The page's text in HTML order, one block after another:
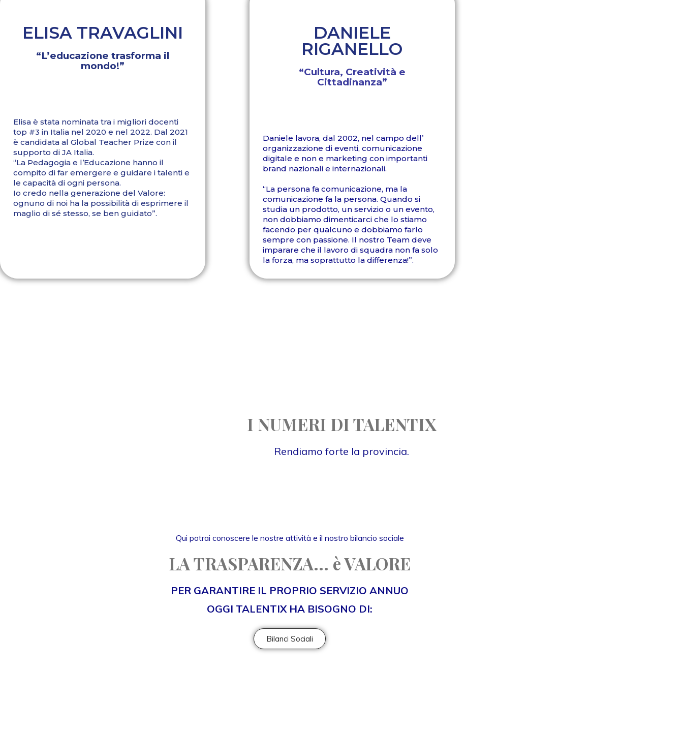
ELISA TRAVAGLINI
“L’educazione trasforma il
mondo!”
Elisa è stata nominata tra i migliori docenti
top #3 in Italia nel 2020 e nel 2022. Dal 2021
è candidata al Global Teacher Prize con il
supporto di JA Italia.
“La Pedagogia e l’Educazione hanno il
compito di far emergere e guidare i talenti e
le capacità di ogni persona.
Io credo nella generazione del Valore:
ognuno di noi ha la possibilità di esprimere il
maglio di sé stesso, se ben guidato”.
DANIELE
RIGANELLO
“Cultura, Creatività e
Cittadinanza”
Daniele lavora, dal 2002, nel campo dell’
organizzazione di eventi, comunicazione
digitale e non e marketing con importanti
brand nazionali e internazionali.
“La persona fa comunicazione, ma la
comunicazione fa la persona. Quando si
studia un prodotto, un servizio o un evento,
non dobbiamo dimenticarci che lo stiamo
facendo per qualcuno e dobbiamo farlo
sempre con passione. Il nostro Team deve
imparare che il lavoro di squadra non fa solo
la forza, ma soprattutto la differenza!”.
I NUMERI DI TALENTIX
Rendiamo forte la provincia.
Qui potrai conoscere le nostre attività e il nostro bilancio sociale
LA TRASPARENZA... è VALORE
PER GARANTIRE IL PROPRIO SERVIZIO ANNUO
OGGI TALENTIX HA BISOGNO DI:
Bilanci Sociali